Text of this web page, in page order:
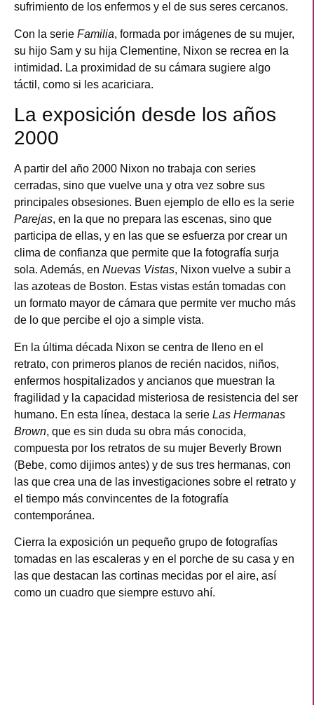
sufrimiento de los enfermos y el de sus seres cercanos.
Con la serie Familia, formada por imágenes de su mujer,
su hijo Sam y su hija Clementine, Nixon se recrea en la
intimidad. La proximidad de su cámara sugiere algo
táctil, como si les acariciara.
La exposición desde los años
2000
A partir del año 2000 Nixon no trabaja con series
cerradas, sino que vuelve una y otra vez sobre sus
principales obsesiones. Buen ejemplo de ello es la serie
Parejas, en la que no prepara las escenas, sino que
participa de ellas, y en las que se esfuerza por crear un
clima de confianza que permite que la fotografía surja
sola. Además, en Nuevas Vistas, Nixon vuelve a subir a
las azoteas de Boston. Estas vistas están tomadas con
un formato mayor de cámara que permite ver mucho más
de lo que percibe el ojo a simple vista.
En la última década Nixon se centra de lleno en el
retrato, con primeros planos de recién nacidos, niños,
enfermos hospitalizados y ancianos que muestran la
fragilidad y la capacidad misteriosa de resistencia del ser
humano. En esta línea, destaca la serie Las Hermanas
Brown, que es sin duda su obra más conocida,
compuesta por los retratos de su mujer Beverly Brown
(Bebe, como dijimos antes) y de sus tres hermanas, con
las que crea una de las investigaciones sobre el retrato y
el tiempo más convincentes de la fotografía
contemporánea.
Cierra la exposición un pequeño grupo de fotografías
tomadas en las escaleras y en el porche de su casa y en
las que destacan las cortinas mecidas por el aire, así
como un cuadro que siempre estuvo ahí.